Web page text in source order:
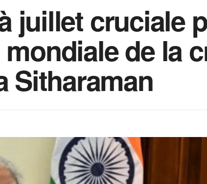
juillet cruciale
de la
Sitharaman